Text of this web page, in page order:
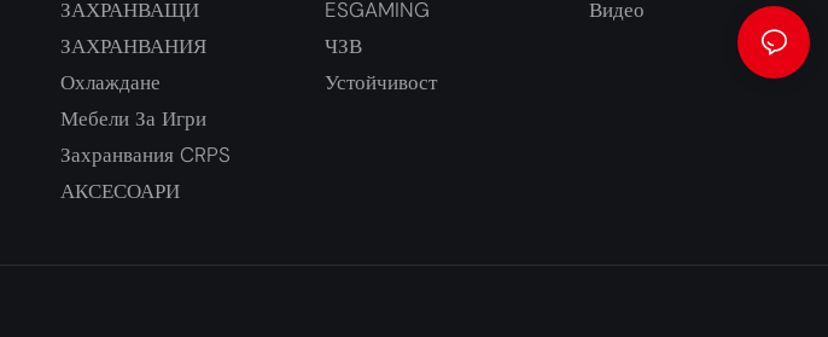
ЗАХРАНВАЩИ
ЗАХРАНВАНИЯ
Охлаждане
Мебели За Игри
Захранвания CRPS
АКСЕСОАРИ
ESGAMING
ЧЗВ
Устойчивост
Видео